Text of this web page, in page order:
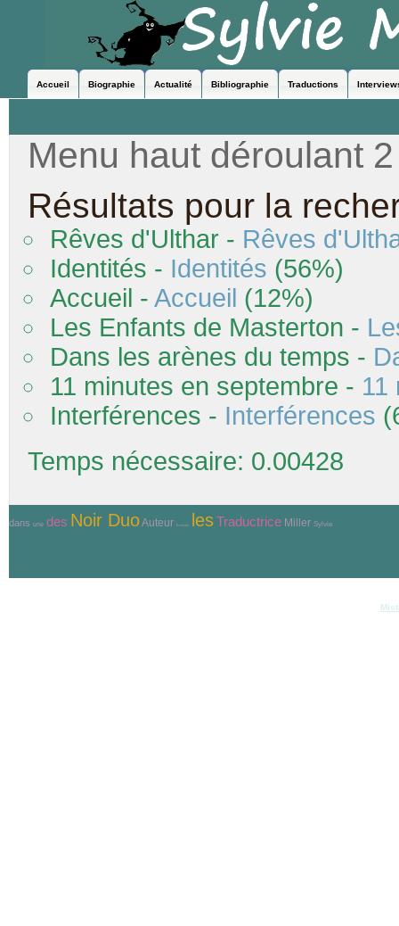
Accueil Biographie Actualité Bibliographie Traductions
Menu haut déroulant
Résultats pour la
Rêves d'Ulthar - Rêves
Identités - Identités (56%)
Accueil - Accueil (12%)
Les Enfants de Masterton -
Dans les arènes du temps -
11 minutes en septembre - 11
Interférences - Interférences
Temps nécessaire: 0.00428
dans une des Noir DuoAuteur Ecrivain lesTraductrice Miller Sylvie